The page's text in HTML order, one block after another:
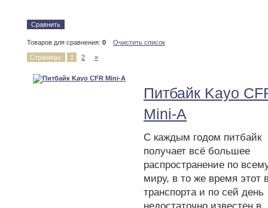
Сравнить
Товаров для сравнения: 0 Очистить список
Страницы: 1 2 »
Питбайк Kayo
Mini-A
С каждым годом питбайк
получает всё большее
распространение по
миру, в то же время этот
транспорта и по сей день